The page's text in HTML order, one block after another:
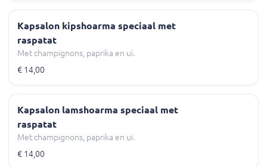
Kapsalon kipshoarma speciaal met
raspatat
Met champignons, paprika en ui.
€ 14,00
Kapsalon lamshoarma speciaal met
raspatat
Met champignons, paprika en ui.
€ 14,00